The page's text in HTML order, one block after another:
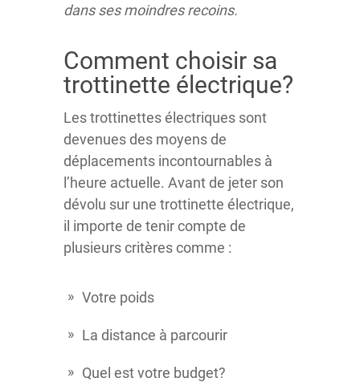
dans ses moindres recoins.
Comment choisir sa
trottinette électrique?
Les trottinettes électriques sont
devenues des moyens de
déplacements incontournables à
l’heure actuelle. Avant de jeter son
dévolu sur une trottinette électrique,
il importe de tenir compte de
plusieurs critères comme :
Votre poids
La distance à parcourir
Quel est votre budget?